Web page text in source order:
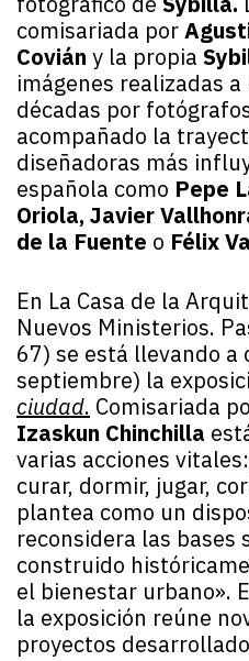
comisariada por
Covián y la propia
imágenes realizadas
décadas por
acompañado la
diseñadoras más
española como Pepe
Oriola, Javier
de la Fuente o Félix
En La Casa de la
Nuevos Ministerios.
67) se está llevando a
septiembre) la
ciudad. Comisariada
Izaskun Chinchilla
varias acciones
curar, dormir, jugar,
plantea como un
reconsidera las bases
construido
el bienestar urbano».
la exposición reúne
proyectos